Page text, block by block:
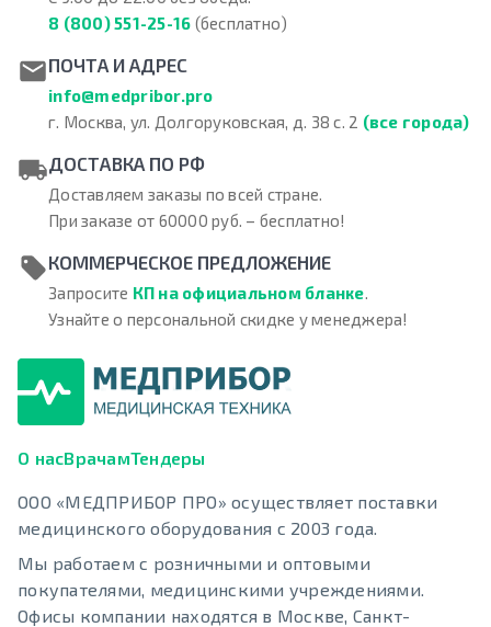
8 (800) 551-25-16 (бесплатно)
ПОЧТА И АДРЕС
info@medpribor.pro
г. Москва, ул. Долгоруковская, д. 38 с. 2 (все города)
ДОСТАВКА ПО РФ
Доставляем заказы по всей стране.
При заказе от 60000 руб. – бесплатно!
КОММЕРЧЕСКОЕ ПРЕДЛОЖЕНИЕ
Запросите КП на официальном бланке.
Узнайте о персональной скидке у менеджера!
О насВрачамТендеры
ООО «МЕДПРИБОР ПРО» осуществляет поставки
медицинского оборудования с 2003 года.
Мы работаем с розничными и оптовыми
покупателями, медицинскими учреждениями.
Офисы компании находятся в Москве, Санкт-